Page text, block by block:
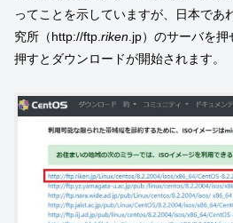
ってことを示していますが、日本であ
究所（http://ftp. riken .jp）のサーバを押
押すとダウンロードが開始されます。